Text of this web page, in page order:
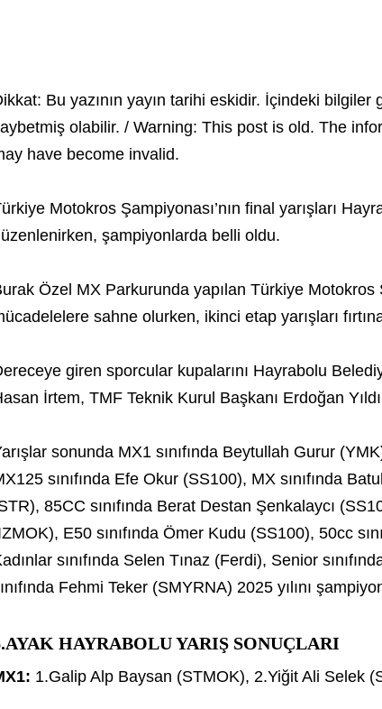
Bu yazının yayın tarihi eskidir. İçindeki
olabilir. / Warning: This post is old. The
have become invalid.
Motokros Şampiyonası’nın final yarışları
şampiyonlarda belli oldu.
Özel MX Parkurunda yapılan Türkiye Motokros
sahne olurken, ikinci etap yarışları
giren sporcular kupalarını Hayrabolu
İrtem, TMF Teknik Kurul Başkanı Erdoğan
sonunda MX1 sınıfında Beytullah Gurur
sınıfında Efe Okur (SS100), MX sınıfında
85CC sınıfında Berat Destan Şenkalaycı
E50 sınıfında Ömer Kudu (SS100), 50cc
sınıfında Selen Tınaz (Ferdi), Senior
Fehmi Teker (SMYRNA) 2025 yılını
HAYRABOLU YARIŞ SONUÇLARI
1.Galip Alp Baysan (STMOK), 2.Yiğit Ali Selek